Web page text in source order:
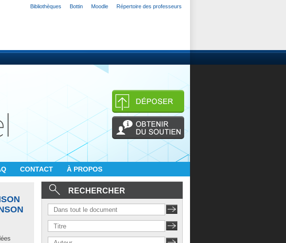
Bibliothèques Bottin Moodle Répertoire des professeurs
CONTACT À PROPOS
RECHERCHER